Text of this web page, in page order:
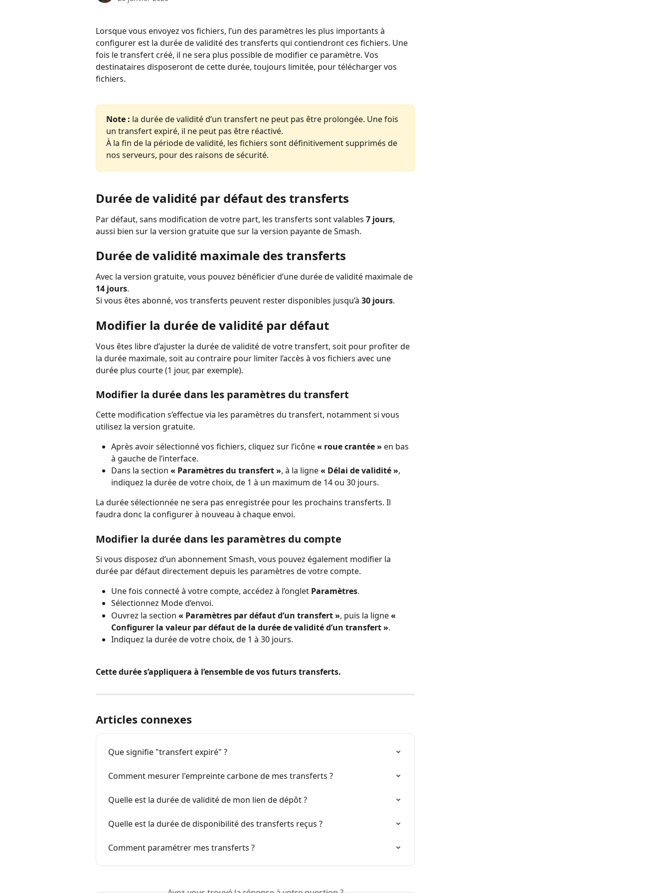
Lorsque vous envoyez vos fichiers, l’un des paramètres les plus importants à
configurer est la durée de validité des transferts qui contiendront ces fichiers. Une
fois le transfert créé, il ne sera plus possible de modifier ce paramètre. Vos
destinataires disposeront de cette durée, toujours limitée, pour télécharger vos
fichiers.
Note : la durée de validité d’un transfert ne peut pas être prolongée. Une fois
un transfert expiré, il ne peut pas être réactivé.
À la fin de la période de validité, les fichiers sont définitivement supprimés de
nos serveurs, pour des raisons de sécurité.
Durée de validité par défaut des transferts
Par défaut, sans modification de votre part, les transferts sont valables 7 jours,
aussi bien sur la version gratuite que sur la version payante de Smash.
Durée de validité maximale des transferts
Avec la version gratuite, vous pouvez bénéficier d’une durée de validité maximale de
14 jours.
Si vous êtes abonné, vos transferts peuvent rester disponibles jusqu’à 30 jours.
Modifier la durée de validité par défaut
Vous êtes libre d’ajuster la durée de validité de votre transfert, soit pour profiter de
la durée maximale, soit au contraire pour limiter l’accès à vos fichiers avec une
durée plus courte (1 jour, par exemple).
Modifier la durée dans les paramètres du transfert
Cette modification s’effectue via les paramètres du transfert, notamment si vous
utilisez la version gratuite.
Après avoir sélectionné vos fichiers, cliquez sur l’icône « roue crantée » en bas
à gauche de l’interface.
Dans la section « Paramètres du transfert », à la ligne « Délai de validité »,
indiquez la durée de votre choix, de 1 à un maximum de 14 ou 30 jours.
La durée sélectionnée ne sera pas enregistrée pour les prochains transferts. Il
faudra donc la configurer à nouveau à chaque envoi.
Modifier la durée dans les paramètres du compte
Si vous disposez d’un abonnement Smash, vous pouvez également modifier la
durée par défaut directement depuis les paramètres de votre compte.
Une fois connecté à votre compte, accédez à l’onglet Paramètres.
Sélectionnez Mode d’envoi.
Ouvrez la section « Paramètres par défaut d’un transfert », puis la ligne «
Configurer la valeur par défaut de la durée de validité d’un transfert ».
Indiquez la durée de votre choix, de 1 à 30 jours.
Cette durée s’appliquera à l’ensemble de vos futurs transferts.
Articles connexes
Que signifie "transfert expiré" ?
Comment mesurer l'empreinte carbone de mes transferts ?
Quelle est la durée de validité de mon lien de dépôt ?
Quelle est la durée de disponibilité des transferts reçus ?
Comment paramétrer mes transferts ?